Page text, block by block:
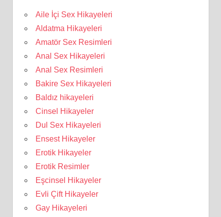
Aile İçi Sex Hikayeleri
Aldatma Hikayeleri
Amatör Sex Resimleri
Anal Sex Hikayeleri
Anal Sex Resimleri
Bakire Sex Hikayeleri
Baldız hikayeleri
Cinsel Hikayeler
Dul Sex Hikayeleri
Ensest Hikayeler
Erotik Hikayeler
Erotik Resimler
Eşcinsel Hikayeler
Evli Çift Hikayeler
Gay Hikayeleri